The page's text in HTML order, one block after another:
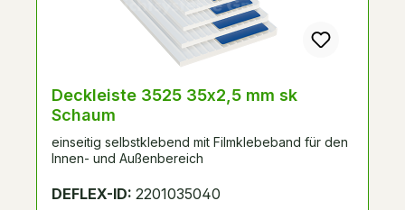
Deckleiste 3525 35x2,5 mm sk
Schaum
einseitig selbstklebend mit Filmklebeband für den
Innen- und Außenbereich
DEFLEX-ID: 2201035040